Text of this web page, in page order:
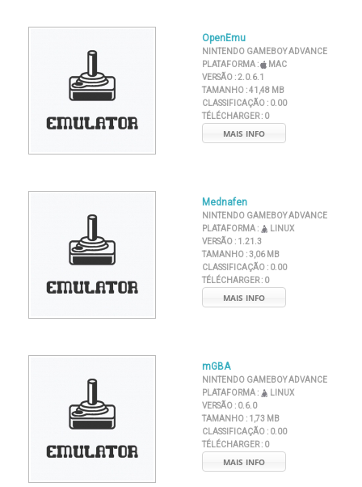
OpenEmu
NINTENDO GAMEBOY ADVANCE
PLATAFORMA :
MAC
VERSÃO :2.0.6.1
TAMANHO :41,48 MB
CLASSIFICAÇÃO : 0.00
TÉLÉCHARGER : 0
MAIS INFO
Mednafen
NINTENDO GAMEBOY ADVANCE
PLATAFORMA :
LINUX
VERSÃO : 1.21.3
TAMANHO :3,06 MB
CLASSIFICAÇÃO : 0.00
TÉLÉCHARGER : 0
MAIS INFO
mGBA
NINTENDO GAMEBOY ADVANCE
PLATAFORMA :
LINUX
VERSÃO : 0.6.0
TAMANHO : 1,73 MB
CLASSIFICAÇÃO : 0.00
TÉLÉCHARGER : 0
MAIS INFO